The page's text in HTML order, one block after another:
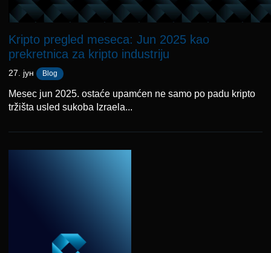
Kripto pregled meseca: Jun 2025 kao
prekretnica za kripto industriju
27. јун Blog
Mesec jun 2025. ostaće upamćen ne samo po padu kripto
tržišta usled sukoba Izraela...